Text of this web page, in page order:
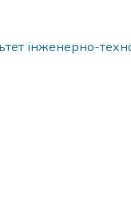
інженерно-